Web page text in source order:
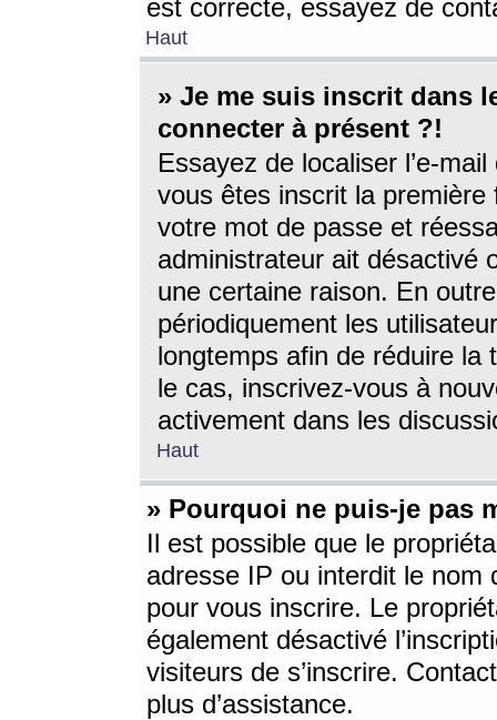
est correcte, essayez de
Haut
» Je me suis inscrit dans
connecter à présent ?!
Essayez de localiser l’e-
vous êtes inscrit la première
votre mot de passe et
administrateur ait désactivé
une certaine raison. En
périodiquement les
longtemps afin de réduire la
le cas, inscrivez-vous à
activement dans les
Haut
» Pourquoi ne puis-je pas
Il est possible que le
adresse IP ou interdit le nom
pour vous inscrire. Le
également désactivé
visiteurs de s’inscrire.
plus d’assistance.